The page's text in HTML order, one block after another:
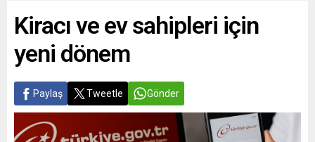
Kiracı ve ev sahipleri için
yeni dönem
Paylaş Tweetle Gönder